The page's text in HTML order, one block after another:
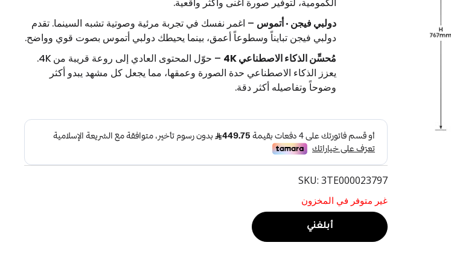
دولبي فيجن · أتموس – اغمر نفسك في تجربة مرئية وصوتية تشبه السينما. تقدم
دولبي فيجن تبايناً وسطوعاً أعمق، بينما يحيطك دولبي أتموس بصوت قوي وواضح.
مُحسِّن الذكاء الاصطناعي 4K
– حوّل المحتوى العادي إلى روعة قريبة من 4K.
يعزز الذكاء الاصطناعي حدة الصورة وعمقها، مما يجعل كل مشهد يبدو أكثر
وضوحاً وتفاصيله أكثر دقة.
SKU: 3TE000023797
غير متوفر في المخزون
أبلغني